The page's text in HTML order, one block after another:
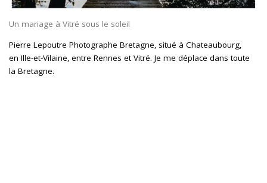
Un mariage à Vitré sous le soleil
Pierre Lepoutre Photographe Bretagne, situé à Chateaubourg,
en Ille-et-Vilaine, entre Rennes et Vitré. Je me déplace dans toute
la Bretagne.